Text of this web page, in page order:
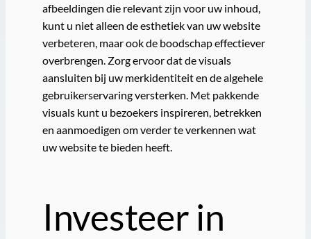
afbeeldingen die relevant zijn voor uw inhoud,
kunt u niet alleen de esthetiek van uw website
verbeteren, maar ook de boodschap effectiever
overbrengen. Zorg ervoor dat de visuals
aansluiten bij uw merkidentiteit en de algehele
gebruikerservaring versterken. Met pakkende
visuals kunt u bezoekers inspireren, betrekken
en aanmoedigen om verder te verkennen wat
uw website te bieden heeft.
Investeer in